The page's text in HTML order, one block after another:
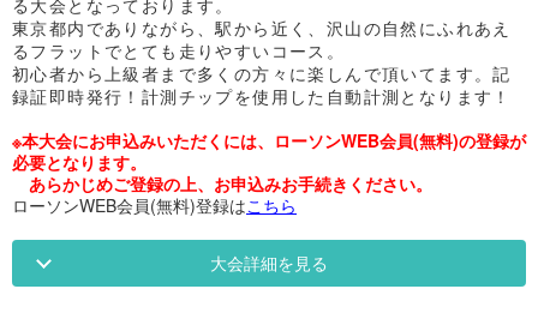
る大会となっております。
東京都内でありながら、駅から近く、沢山の自然にふれあえ
るフラットでとても走りやすいコース。
初心者から上級者まで多くの方々に楽しんで頂いてます。記
録証即時発行！計測チップを使用した自動計測となります！
※本大会にお申込みいただくには、ローソンWEB会員(無料)の登録が
必要となります。
あらかじめご登録の上、お申込みお手続きください。
ローソンWEB会員(無料)登録はこちら
大会詳細を見る